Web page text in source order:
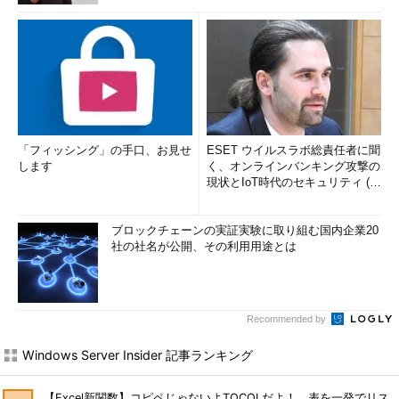
「フィッシング」の手口、お見せ
します
ESET ウイルスラボ総責任者に聞
く、オンラインバンキング攻撃の
現状とIoT時代のセキュリティ (1/
ブロックチェーンの実証実験に取り組む国内企業20
社の社名が公開、その利用用途とは
Recommended by
Windows Server Insider 記事ランキング